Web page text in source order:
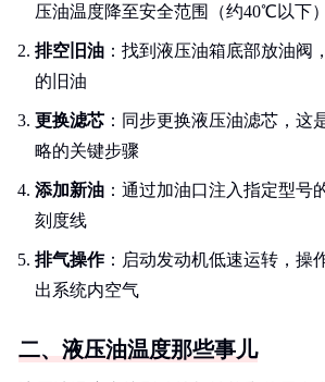
压油温度降至安全范围（约40℃以下）
排空旧油 ：找到液压油箱底部放油阀
的旧油
更换滤芯 ：同步更换液压油滤芯，这
略的关键步骤
添加新油 ：通过加油口注入指定型号
刻度线
排气操作：启动发动机低速运转，操
出系统内空气
二、液压油温度那些事儿